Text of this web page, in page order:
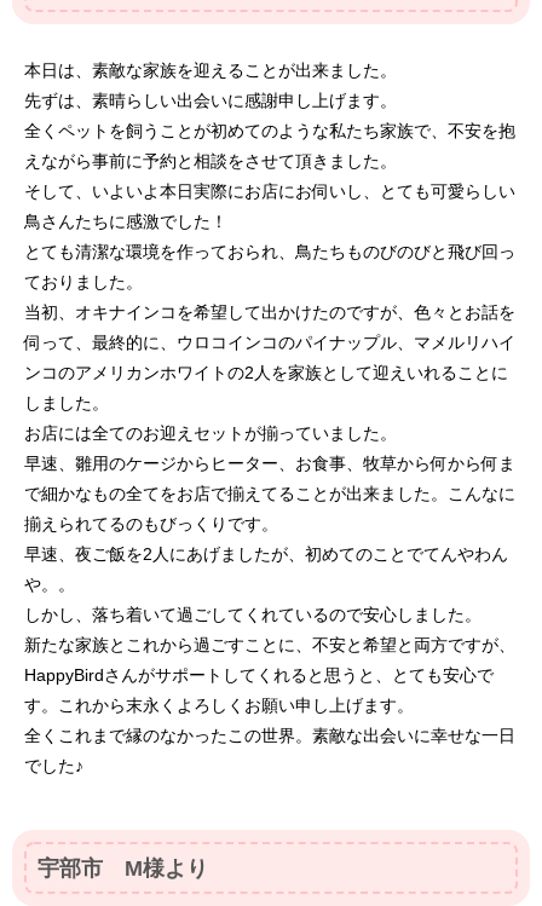
本日は、素敵な家族を迎えることが出来ました。
先ずは、素晴らしい出会いに感謝申し上げます。
全くペットを飼うことが初めてのような私たち家族で、不安を抱
えながら事前に予約と相談をさせて頂きました。
そして、いよいよ本日実際にお店にお伺いし、とても可愛らしい
鳥さんたちに感激でした！
とても清潔な環境を作っておられ、鳥たちものびのびと飛び回っ
ておりました。
当初、オキナインコを希望して出かけたのですが、色々とお話を
伺って、最終的に、ウロコインコのパイナップル、マメルリハイ
ンコのアメリカンホワイトの2人を家族として迎えいれることに
しました。
お店には全てのお迎えセットが揃っていました。
早速、雛用のケージからヒーター、お食事、牧草から何から何ま
で細かなもの全てをお店で揃えてることが出来ました。こんなに
揃えられてるのもびっくりです。
早速、夜ご飯を2人にあげましたが、初めてのことでてんやわん
や。。
しかし、落ち着いて過ごしてくれているので安心しました。
新たな家族とこれから過ごすことに、不安と希望と両方ですが、
HappyBirdさんがサポートしてくれると思うと、とても安心で
す。これから末永くよろしくお願い申し上げます。
全くこれまで縁のなかったこの世界。素敵な出会いに幸せな一日
でした♪
宇部市 M様より